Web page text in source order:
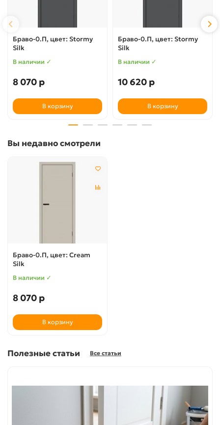
Браво-0.П, цвет: Stormy
Silk
В наличии ✓
8 070 р
В корзину
Браво-0.П, цвет: Stormy
Silk
В наличии ✓
10 620 р
В корзину
Вы недавно смотрели
Браво-0.П, цвет: Cream
Silk
В наличии ✓
8 070 р
В корзину
Полезные статьи Все статьи